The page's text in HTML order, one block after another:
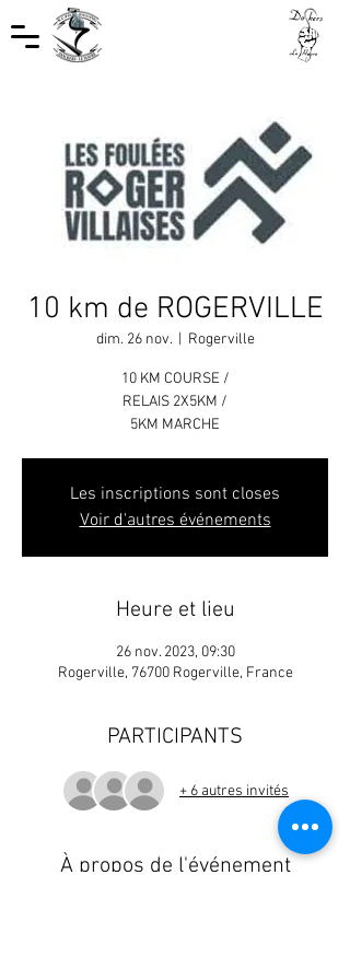
10 km de ROGERVILLE
dim. 26 nov.
  |
Rogerville
10 KM COURSE /
RELAIS 2X5KM /
5KM MARCHE
Les inscriptions sont closes
Voir d'autres événements
Heure et lieu
26 nov. 2023, 09:30
Rogerville, 76700 Rogerville, France
PARTICIPANTS
+ 6 autres invités
À propos de l'événement